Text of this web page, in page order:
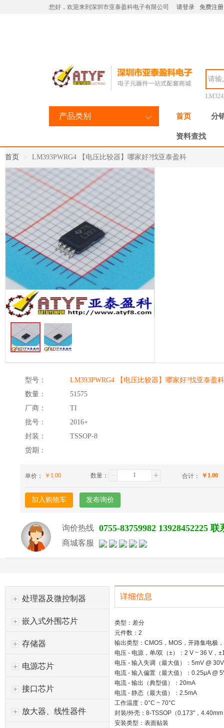
您好，欢迎来到深圳市亚泰盈科电子有限公司 请登录 免费注册
产品类别 首页 分
资料查找
首页 LM393PWRG4 【电压比较器】哪家好?找亚泰盈科
型号：
LM393PWRG4 【电压比较器】哪家好?找亚泰盈科
数量：
51575
厂商：
TI
批号：
2016+
封装：
TSSOP-8
货期：
单价： ￥ 1.00 数量： 合计： ￥ 1.00
加入购物车 发布询价
询价热线 0755-83759982 13928452225
商城客服
处理器及微控制器
嵌入式外围芯片
存储器
电源芯片
接口芯片
放大器、线性器件
详细信息
类型：差分
元件数：2
输出类型：CMOS，MOS，开路集电极
电压 - 电源，单/双（±）：2 V ~ 36 V，
电压 - 输入失调（最大值）：5mV @ 30V
电流 - 输入偏置（最大值）：0.25μA @
电流 - 输出（典型值）：20mA
电流 - 静态（最大值）：2.5mA
工作温度：0°C ~ 70°C
封装/外壳：8-TSSOP（0.173"，
安装类型：表面贴装